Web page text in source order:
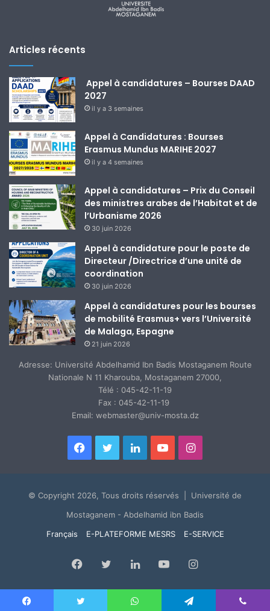
Articles récents
Appel à candidatures – Bourses DAAD
2027
il y a 3 semaines
Appel à Candidatures : Bourses
Erasmus Mundus MARIHE 2027
il y a 4 semaines
Appel à candidatures – Prix du Conseil
des ministres arabes de l’Habitat et de
l’Urbanisme 2026
30 juin 2026
Appel à candidature pour le poste de
Directeur /Directrice d’une unité de
coordination
30 juin 2026
Appel à candidatures pour les bourses
de mobilité Erasmus+ vers l’Université
de Malaga, Espagne
21 juin 2026
Adresse: Université Abdelhamid Ibn Badis Mostaganem Route
Nationale N 11 Kharouba, Mostaganem 27000,
Télé : 045-42-11-19
Fax : 045-42-11-19
Email: webmaster@univ-mosta.dz
Facebook
TwitterLinkedinYouTubeInstagram
© Copyright 2026, Tous droits réservés | Université de
Mostaganem - Abdelhamid ibn Badis
Français
E-PLATEFORME MESRS E-SERVICE
Facebook
TwitterLinkedinYouTubeInstagram